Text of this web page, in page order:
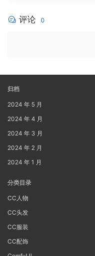
评论 0
归档
2024 年 5 月
2024 年 4 月
2024 年 3 月
2024 年 2 月
2024 年 1 月
分类目录
CC人物
CC头发
CC服装
CC配饰